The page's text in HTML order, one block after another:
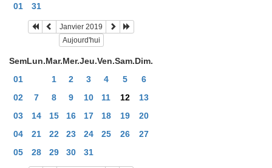
01
31
Janvier 2019
Aujourd'hui
SemLun.Mar.Mer.Jeu.Ven.Sam.Dim.
01
1 2 3 4 5
6
02
7 8 9 10 11 12
13
03
14 15 16 17 18 19
20
04
21 22 23 24 25 26
27
05
28 29 30 31